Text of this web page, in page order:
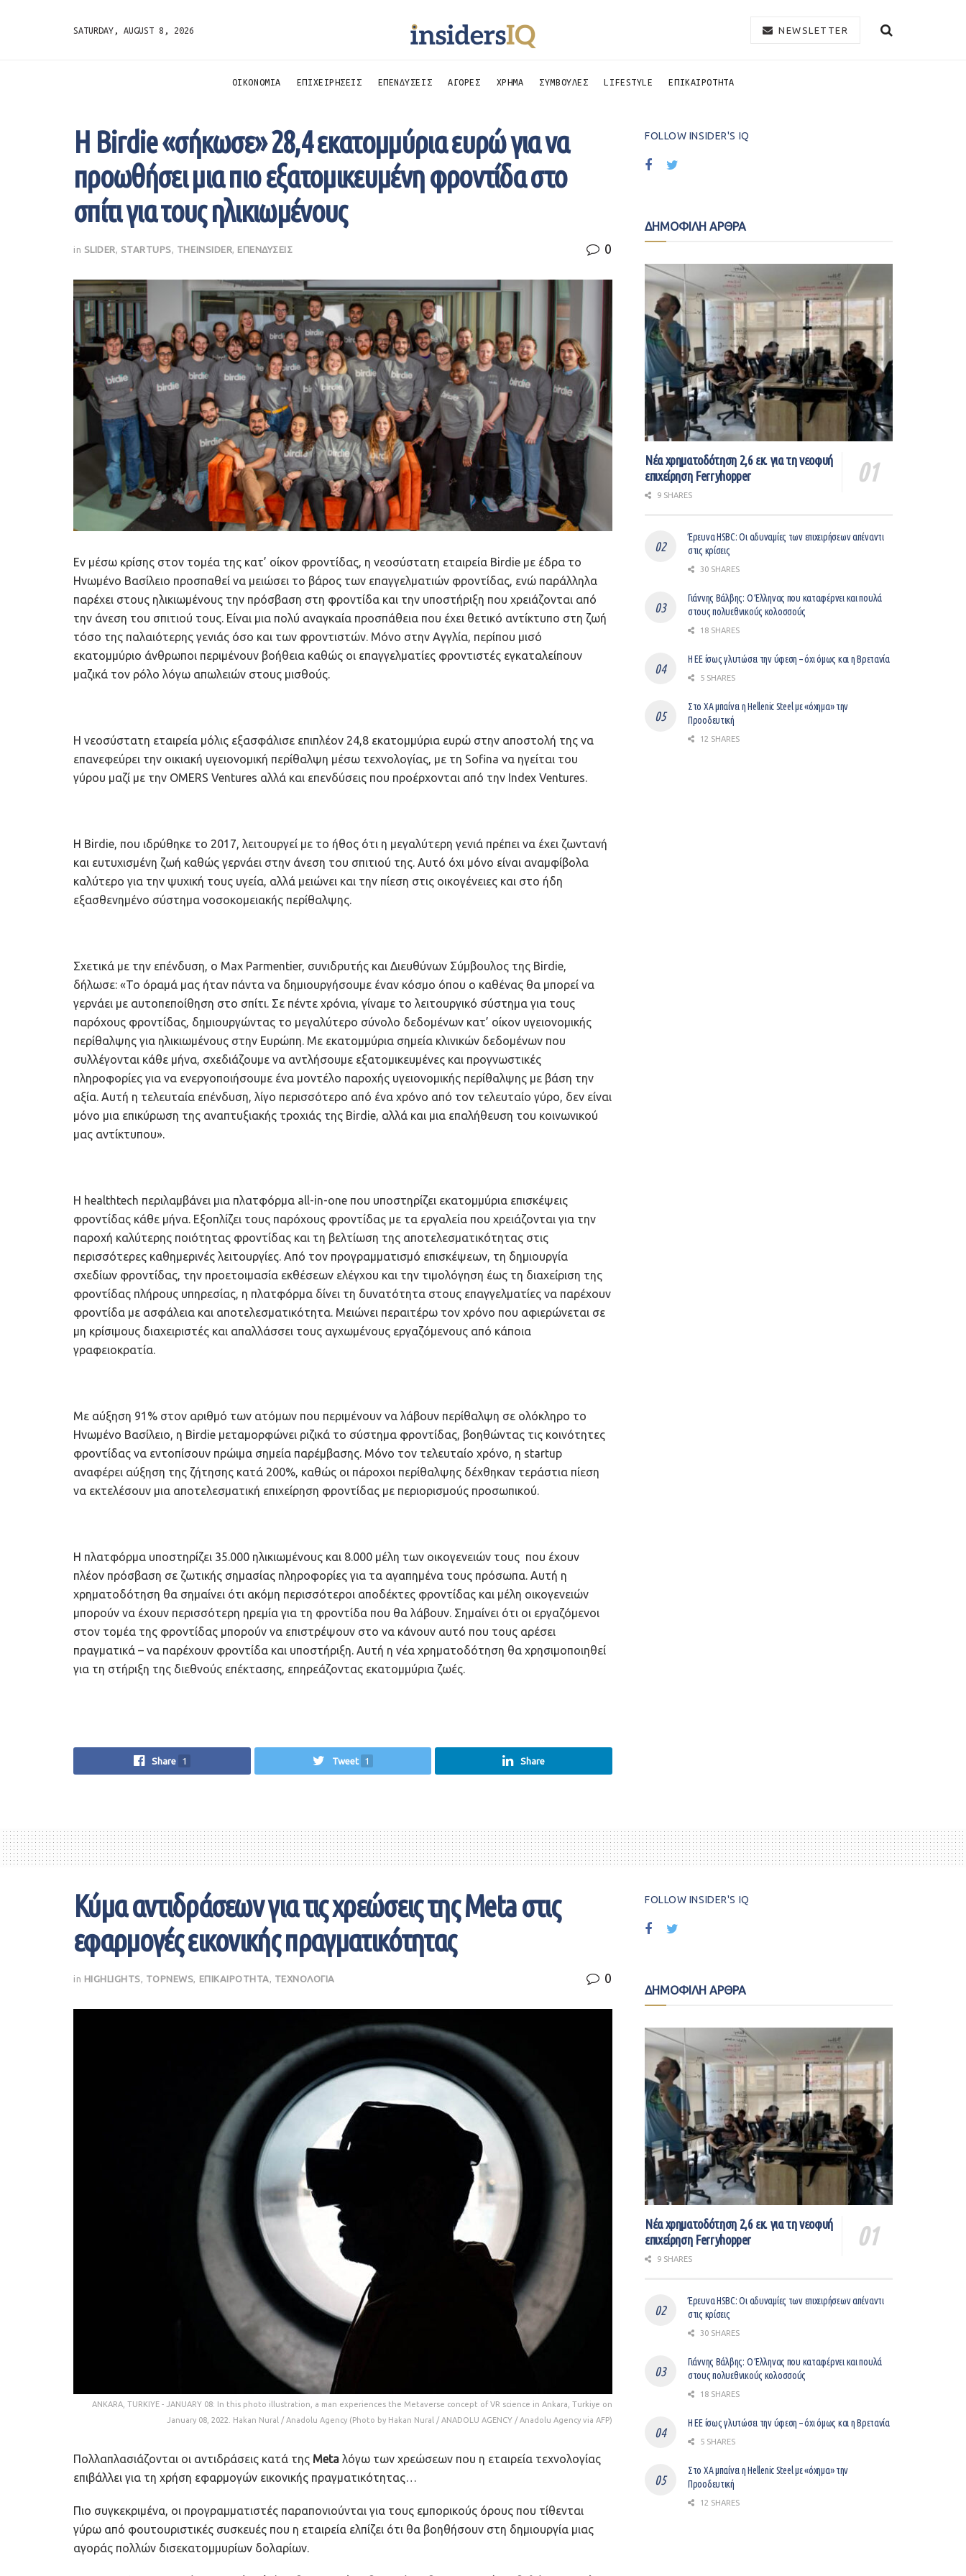
SATURDAY, AUGUST 8, 2026 NEWSLETTER
ΟΙΚΟΝΟΜΙΑ ΕΠΙΧΕΙΡΗΣΕΙΣ ΕΠΕΝΔΥΣΕΙΣ ΑΓΟΡΕΣ ΧΡΗΜΑ ΣΥΜΒΟΥΛΕΣ LIFESTYLE ΕΠΙΚΑΙΡΟΤΗΤΑ
Η Birdie «σήκωσε» 28,4 εκατομμύρια ευρώ για να
προωθήσει μια πιο εξατομικευμένη φροντίδα στο
σπίτι για τους ηλικιωμένους
in SLIDER STARTUPS THEINSIDER ΕΠΕΝΔΥΣΕΙΣ 0
Εν μέσω κρίσης στον τομέα της κατ’ οίκον φροντίδας, η νεοσύστατη εταιρεία Birdie με έδρα το
Ηνωμένο Βασίλειο προσπαθεί να μειώσει το βάρος των επαγγελματιών φροντίδας, ενώ παράλληλα
παρέχει στους ηλικιωμένους την πρόσβαση στη φροντίδα και την υποστήριξη που χρειάζονται από
την άνεση του σπιτιού τους. Είναι μια πολύ αναγκαία προσπάθεια που έχει θετικό αντίκτυπο στη ζωή
τόσο της παλαιότερης γενιάς όσο και των φροντιστών. Mόνο στην Αγγλία, περίπου μισό
εκατομμύριο άνθρωποι περιμένουν βοήθεια καθώς οι επαγγελματίες φροντιστές εγκαταλείπουν
μαζικά τον ρόλο λόγω απωλειών στους μισθούς.
Η νεοσύστατη εταιρεία μόλις εξασφάλισε επιπλέον 24,8 εκατομμύρια ευρώ στην αποστολή της να
επανεφεύρει την οικιακή υγειονομική περίθαλψη μέσω τεχνολογίας, με τη Sofina να ηγείται του
γύρου μαζί με την OMERS Ventures αλλά και επενδύσεις που προέρχονται από την Index Ventures.
Η Birdie, που ιδρύθηκε το 2017, λειτουργεί με το ήθος ότι η μεγαλύτερη γενιά πρέπει να έχει ζωντανή
και ευτυχισμένη ζωή καθώς γερνάει στην άνεση του σπιτιού της. Αυτό όχι μόνο είναι αναμφίβολα
καλύτερο για την ψυχική τους υγεία, αλλά μειώνει και την πίεση στις οικογένειες και στο ήδη
εξασθενημένο σύστημα νοσοκομειακής περίθαλψης.
Σχετικά με την επένδυση, ο Max Parmentier, συνιδρυτής και Διευθύνων Σύμβουλος της Birdie,
δήλωσε: «Το όραμά μας ήταν πάντα να δημιουργήσουμε έναν κόσμο όπου ο καθένας θα μπορεί να
γερνάει με αυτοπεποίθηση στο σπίτι. Σε πέντε χρόνια, γίναμε το λειτουργικό σύστημα για τους
παρόχους φροντίδας, δημιουργώντας το μεγαλύτερο σύνολο δεδομένων κατ’ οίκον υγειονομικής
περίθαλψης για ηλικιωμένους στην Ευρώπη. Με εκατομμύρια σημεία κλινικών δεδομένων που
συλλέγονται κάθε μήνα, σχεδιάζουμε να αντλήσουμε εξατομικευμένες και προγνωστικές
πληροφορίες για να ενεργοποιήσουμε ένα μοντέλο παροχής υγειονομικής περίθαλψης με βάση την
αξία. Αυτή η τελευταία επένδυση, λίγο περισσότερο από ένα χρόνο από τον τελευταίο γύρο, δεν είναι
μόνο μια επικύρωση της αναπτυξιακής τροχιάς της Birdie, αλλά και μια επαλήθευση του κοινωνικού
μας αντίκτυπου».
Η healthtech περιλαμβάνει μια πλατφόρμα all-in-one που υποστηρίζει εκατομμύρια επισκέψεις
φροντίδας κάθε μήνα. Εξοπλίζει τους παρόχους φροντίδας με τα εργαλεία που χρειάζονται για την
παροχή καλύτερης ποιότητας φροντίδας και τη βελτίωση της αποτελεσματικότητας στις
περισσότερες καθημερινές λειτουργίες. Από τον προγραμματισμό επισκέψεων, τη δημιουργία
σχεδίων φροντίδας, την προετοιμασία εκθέσεων ελέγχου και την τιμολόγηση έως τη διαχείριση της
φροντίδας πλήρους υπηρεσίας, η πλατφόρμα δίνει τη δυνατότητα στους επαγγελματίες να παρέχουν
φροντίδα με ασφάλεια και αποτελεσματικότητα. Μειώνει περαιτέρω τον χρόνο που αφιερώνεται σε
μη κρίσιμους διαχειριστές και απαλλάσσει τους αγχωμένους εργαζόμενους από κάποια
γραφειοκρατία.
Με αύξηση 91% στον αριθμό των ατόμων που περιμένουν να λάβουν περίθαλψη σε ολόκληρο το
Ηνωμένο Βασίλειο, η Birdie μεταμορφώνει ριζικά το σύστημα φροντίδας, βοηθώντας τις κοινότητες
φροντίδας να εντοπίσουν πρώιμα σημεία παρέμβασης. Μόνο τον τελευταίο χρόνο, η startup
αναφέρει αύξηση της ζήτησης κατά 200%, καθώς οι πάροχοι περίθαλψης δέχθηκαν τεράστια πίεση
να εκτελέσουν μια αποτελεσματική επιχείρηση φροντίδας με περιορισμούς προσωπικού.
Η πλατφόρμα υποστηρίζει 35.000 ηλικιωμένους και 8.000 μέλη των οικογενειών τους που έχουν
πλέον πρόσβαση σε ζωτικής σημασίας πληροφορίες για τα αγαπημένα τους πρόσωπα. Αυτή η
χρηματοδότηση θα σημαίνει ότι ακόμη περισσότεροι αποδέκτες φροντίδας και μέλη οικογενειών
μπορούν να έχουν περισσότερη ηρεμία για τη φροντίδα που θα λάβουν. Σημαίνει ότι οι εργαζόμενοι
στον τομέα της φροντίδας μπορούν να επιστρέψουν στο να κάνουν αυτό που τους αρέσει
πραγματικά – να παρέχουν φροντίδα και υποστήριξη. Αυτή η νέα χρηματοδότηση θα χρησιμοποιηθεί
για τη στήριξη της διεθνούς επέκτασης, επηρεάζοντας εκατομμύρια ζωές.
Share 1 Tweet 1 Share
FOLLOW INSIDER'S IQ
ΔΗΜΟΦΙΛΗ ΑΡΘΡΑ
Νέα χρηματοδότηση 2,6 εκ. για τη νεοφυή
επιχείρηση Ferryhopper
9 SHARES
Έρευνα HSBC: Οι αδυναμίες των επιχειρήσεων απέναντι
στις κρίσεις
30 SHARES
Γιάννης Βάλβης: O Έλληνας που καταφέρνει και πουλά
στους πολυεθνικούς κολοσσούς
18 SHARES
Η ΕΕ ίσως γλυτώσει την ύφεση – όχι όμως και η Βρετανία
5 SHARES
Στο ΧΑ μπαίνει η Hellenic Steel με «όχημα» την
Προοδευτική
12 SHARES
Κύμα αντιδράσεων για τις χρεώσεις της Meta στις
εφαρμογές εικονικής πραγματικότητας
in HIGHLIGHTS TOPNEWS ΕΠΙΚΑΙΡΟΤΗΤΑ ΤΕΧΝΟΛΟΓΙΑ 0
ANKARA, TURKIYE - JANUARY 08: In this photo illustration, a man experiences the Metaverse concept of VR science in Ankara, Turkiye on
January 08, 2022. Hakan Nural / Anadolu Agency (Photo by Hakan Nural / ANADOLU AGENCY / Anadolu Agency via AFP)
Πολλαπλασιάζονται οι αντιδράσεις κατά της Meta λόγω των χρεώσεων που η εταιρεία τεχνολογίας
επιβάλλει για τη χρήση εφαρμογών εικονικής πραγματικότητας…
Πιο συγκεκριμένα, οι προγραμματιστές παραπονιούνται για τους εμπορικούς όρους που τίθενται
γύρω από φουτουριστικές συσκευές που η εταιρεία ελπίζει ότι θα βοηθήσουν στη δημιουργία μιας
αγοράς πολλών δισεκατομμυρίων δολαρίων.
FOLLOW INSIDER'S IQ
ΔΗΜΟΦΙΛΗ ΑΡΘΡΑ
Νέα χρηματοδότηση 2,6 εκ. για τη νεοφυή
επιχείρηση Ferryhopper
9 SHARES
Έρευνα HSBC: Οι αδυναμίες των επιχειρήσεων απέναντι
στις κρίσεις
30 SHARES
Γιάννης Βάλβης: O Έλληνας που καταφέρνει και πουλά
στους πολυεθνικούς κολοσσούς
18 SHARES
Η ΕΕ ίσως γλυτώσει την ύφεση – όχι όμως και η Βρετανία
5 SHARES
Στο ΧΑ μπαίνει η Hellenic Steel με «όχημα» την
Προοδευτική
12 SHARES